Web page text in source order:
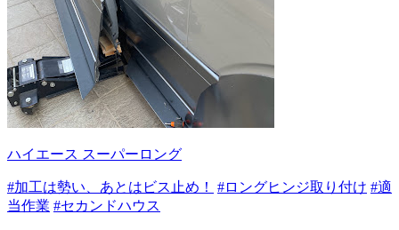
ハイエース スーパーロング
#加工は勢い、あとはビス止め！ #ロングヒンジ取り付け #適
当作業 #セカンドハウス